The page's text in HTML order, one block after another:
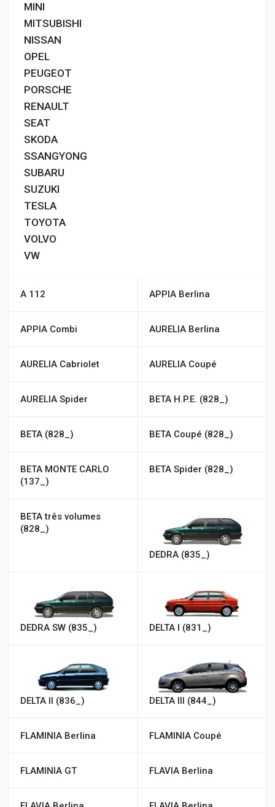
MINI
MITSUBISHI
NISSAN
OPEL
PEUGEOT
PORSCHE
RENAULT
SEAT
SKODA
SSANGYONG
SUBARU
SUZUKI
TESLA
TOYOTA
VOLVO
VW
A 112 APPIA Berlina
APPIA Combi AURELIA Berlina
AURELIA Cabriolet AURELIA Coupé
AURELIA Spider BETA H.P.E. (828_)
BETA (828_) BETA Coupé (828_)
BETA MONTE CARLO
(137_)
BETA Spider (828_)
BETA três volumes
(828_)
DEDRA (835_)
DEDRA SW (835_) DELTA I (831_)
DELTA II (836_) DELTA III (844_)
FLAMINIA Berlina FLAMINIA Coupé
FLAMINIA GT FLAVIA Berlina